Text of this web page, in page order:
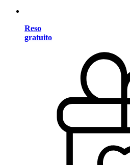
Reso
gratuito